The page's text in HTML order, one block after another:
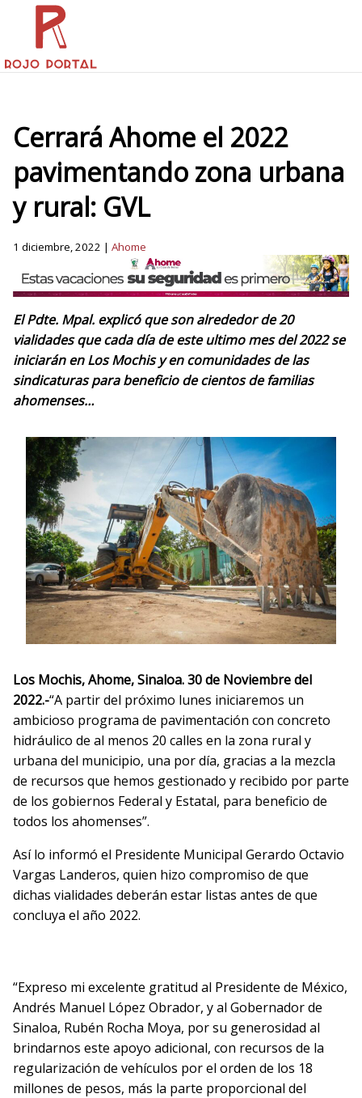
Cerrará Ahome el 2022
pavimentando zona urbana
y rural: GVL
1 diciembre, 2022 | Ahome
El Pdte. Mpal. explicó que son alrededor de 20
vialidades que cada día de este ultimo mes del 2022 se
iniciarán en Los Mochis y en comunidades de las
sindicaturas para beneficio de cientos de familias
ahomenses…
Los Mochis, Ahome, Sinaloa.30de Noviembre del
2022.-“A partir del próximo lunes iniciaremos un
ambicioso programa de pavimentación con concreto
hidráulico de al menos 20 calles en la zona rural y
urbana del municipio, una por día, gracias a la mezcla
de recursos que hemos gestionado y recibido por parte
de los gobiernos Federal y Estatal, para beneficio de
todos los ahomenses”.
Así lo informó el Presidente Municipal Gerardo Octavio
Vargas Landeros, quien hizo compromiso de que
dichas vialidades deberán estar listas antes de que
concluya el año 2022.
“Expreso mi excelente gratitud al Presidente de México,
Andrés Manuel López Obrador, y al Gobernador de
Sinaloa, Rubén Rocha Moya, por su generosidad al
brindarnos este apoyo adicional, con recursos de la
regularización de vehículos por el orden de los 18
millones de pesos, más la parte proporcional del